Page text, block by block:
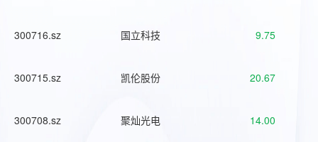
300716.sz 国立科技 9.75
300715.sz 凯伦股份 20.67
300708.sz 聚灿光电 14.00